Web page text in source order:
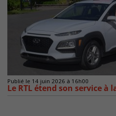
Publié le 14 juin 2026 à 16h00
Le RTL étend son service